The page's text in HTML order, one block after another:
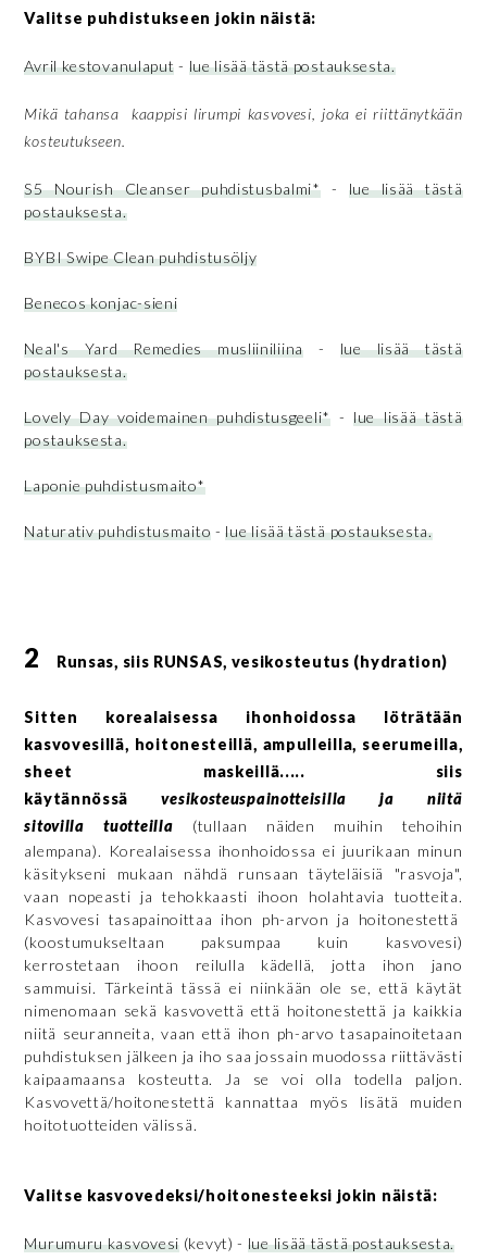
Valitse puhdistukseen jokin näistä:
Avril kestovanulaput - lue lisää tästä postauksesta.
Mikä tahansa kaappisi lirumpi kasvovesi, joka ei riittänytkään
kosteutukseen.
S5 Nourish Cleanser puhdistusbalmi*- lue lisää tästä
postauksesta.
BYBI Swipe Clean puhdistusöljy
Benecos konjac-sieni
Neal's Yard Remedies musliiniliina- lue lisää tästä
postauksesta.
Lovely Day voidemainen puhdistusgeeli* -lue lisää tästä
postauksesta.
Laponie puhdistusmaito*
Naturativ puhdistusmaito -lue lisää tästä postauksesta.
2 Runsas, siis RUNSAS, vesikosteutus (hydration)
Sitten korealaisessa ihonhoidossa löträtään
kasvovesillä, hoitonesteillä, ampulleilla, seerumeilla,
sheet maskeillä..... siis
käytännössävesikosteuspainotteisilla ja niitä
sitovilla tuotteilla (tullaan näiden muihin tehoihin
alempana). Korealaisessa ihonhoidossa ei juurikaan minun
käsitykseni mukaan nähdä runsaan täyteläisiä "rasvoja",
vaan nopeasti ja tehokkaasti ihoon holahtavia tuotteita.
Kasvovesi tasapainoittaa ihon ph-arvon ja hoitonestettä
(koostumukseltaan paksumpaa kuin kasvovesi)
kerrostetaan ihoon reilulla kädellä, jotta ihon jano
sammuisi. Tärkeintä tässä ei niinkään ole se, että käytät
nimenomaan sekä kasvovettä että hoitonestettä ja kaikkia
niitä seuranneita, vaan että ihon ph-arvo tasapainoitetaan
puhdistuksen jälkeen ja iho saa jossain muodossa riittävästi
kaipaamaansa kosteutta. Ja se voi olla todella paljon.
Kasvovettä/hoitonestettä kannattaa myös lisätä muiden
hoitotuotteiden välissä.
Valitse kasvovedeksi/hoitonesteeksi jokin näistä:
Murumuru kasvovesi (kevyt) - lue lisää tästä postauksesta.